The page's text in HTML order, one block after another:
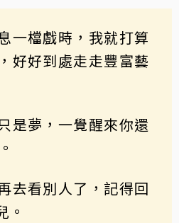
一檔戲時，我就打算
好好到處走走豐富藝
是夢，一覺醒來你還
去看別人了，記得回
。